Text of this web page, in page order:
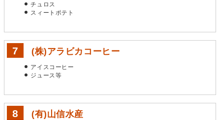
チュロス
スィートポテト
(株)アラビカコーヒー
アイスコーヒー
ジュース等
(有)山信水産